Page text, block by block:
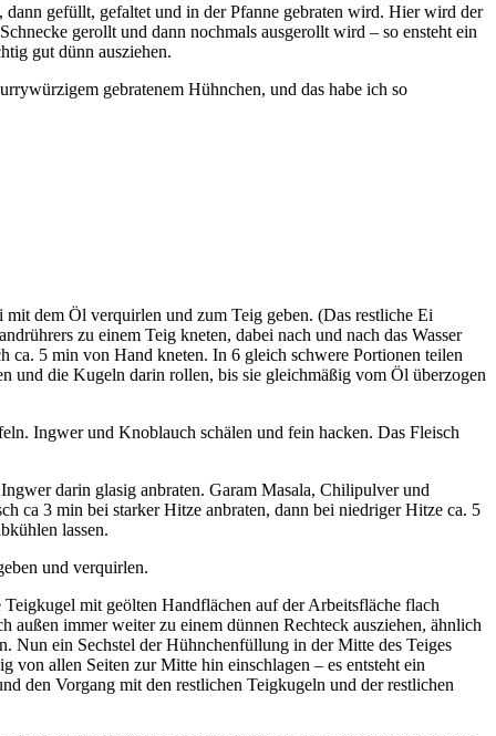
gefüllt, gefaltet und in der Pfanne gebraten wird. Hier wird der
gerollt und dann nochmals ausgerollt wird – so ensteht ein
gut dünn ausziehen.
gebratenem Hühnchen, und das habe ich so
dem Öl verquirlen und zum Teig geben. (Das restliche Ei
zu einem Teig kneten, dabei nach und nach das Wasser
ca. 5 min von Hand kneten. In 6 gleich schwere Portionen teilen
und die Kugeln darin rollen, bis sie gleichmäßig vom Öl überzogen
Ingwer und Knoblauch schälen und fein hacken. Das Fleisch
darin glasig anbraten. Garam Masala, Chilipulver und
ca 3 min bei starker Hitze anbraten, dann bei niedriger Hitze ca. 5
lassen.
und verquirlen.
mit geölten Handflächen auf der Arbeitsfläche flach
immer weiter zu einem dünnen Rechteck ausziehen, ähnlich
Nun ein Sechstel der Hühnchenfüllung in der Mitte des Teiges
von allen Seiten zur Mitte hin einschlagen – es entsteht ein
den Vorgang mit den restlichen Teigkugeln und der restlichen